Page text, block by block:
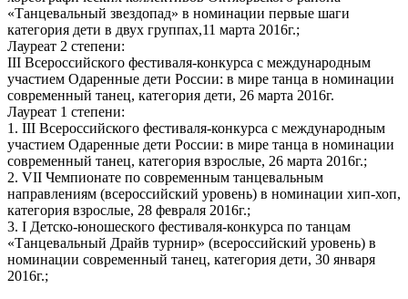
«Танцевальный звездопад» в номинации первые шаги
категория дети в двух группах,11 марта 2016г.;
Лауреат 2 степени:
III Всероссийского фестиваля-конкурса с международным
участием Одаренные дети России: в мире танца в номинации
современный танец, категория дети, 26 марта 2016г.
Лауреат 1 степени:
1. III Всероссийского фестиваля-конкурса с международным
участием Одаренные дети России: в мире танца в номинации
современный танец, категория взрослые, 26 марта 2016г.;
2. VII Чемпионате по современным танцевальным
направлениям (всероссийский уровень) в номинации хип-хоп,
категория взрослые, 28 февраля 2016г.;
3. I Детско-юношеского фестиваля-конкурса по танцам
«Танцевальный Драйв турнир» (всероссийский уровень) в
номинации современный танец, категория дети, 30 января
2016г.;